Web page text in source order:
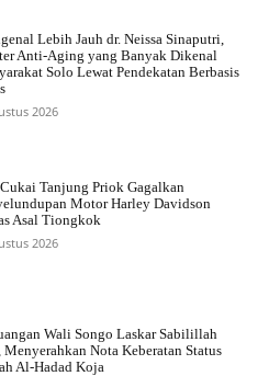
Lebih Jauh dr. Neissa Sinaputri,
Anti-Aging yang Banyak Dikenal
Solo Lewat Pendekatan Berbasis
2026
Tanjung Priok Gagalkan
Motor Harley Davidson
Asal Tiongkok
2026
Wali Songo Laskar Sabilillah
Menyerahkan Nota Keberatan Status
Al-Hadad Koja